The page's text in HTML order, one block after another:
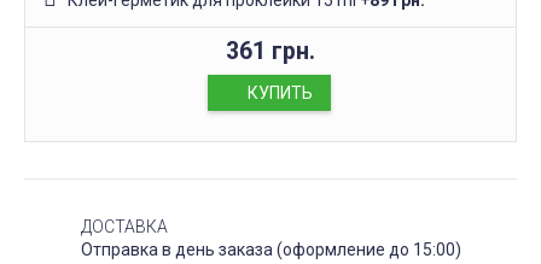
361 грн.
КУПИТЬ
ДОСТАВКА
Отправка в день заказа (оформление до 15:00)